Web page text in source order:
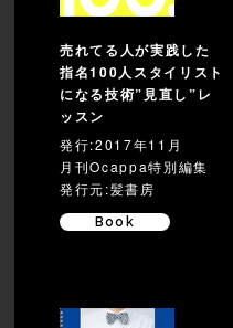
売れてる人が実践した
指名100人スタイリスト
になる技術”見直し”レ
ッスン
発行:2017年11月
月刊Ocappa特別編集
発行元:髪書房
Book